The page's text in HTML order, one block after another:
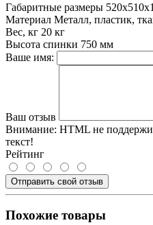
Габаритные размеры
Материал Металл, пластик,
Вес, кг 20 кг
Высота спинки 750 мм
Ваше имя:
Ваш отзыв
Внимание: HTML не
текст!
Рейтинг
Отправить свой отзыв
Похожие товары